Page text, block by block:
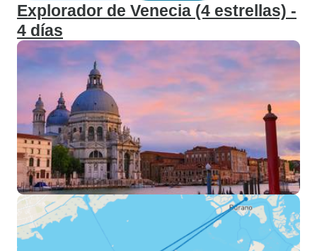
Explorador de Venecia (4 estrellas) -
4 días